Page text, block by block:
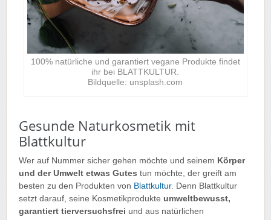
100% natürliche und garantiert vegane Produkte findet
ihr bei BLATTKULTUR.
Bildquelle: unsplash.com
Gesunde Naturkosmetik mit
Blattkultur
Wer auf Nummer sicher gehen möchte und seinem Körper
und der Umwelt etwas Gutes tun möchte, der greift am
besten zu den Produkten von Blattkultur. Denn Blattkultur
setzt darauf, seine Kosmetikprodukte umweltbewusst,
garantiert tierversuchsfrei und aus natürlichen